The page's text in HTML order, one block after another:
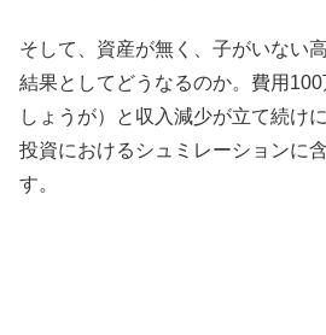
そして、資産が無く、子がいない
結果としてどうなるのか。費用
しょうが）と収入減少が立て続け
投資におけるシュミレーションに
す。